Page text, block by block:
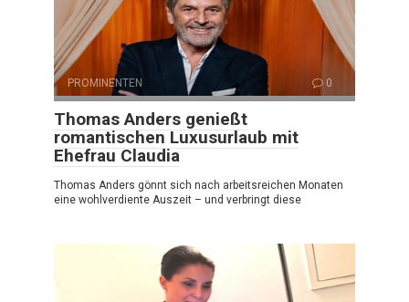
PROMINENTEN 0
Thomas Anders genießt
romantischen Luxusurlaub mit
Ehefrau Claudia
Thomas Anders gönnt sich nach arbeitsreichen Monaten
eine wohlverdiente Auszeit – und verbringt diese